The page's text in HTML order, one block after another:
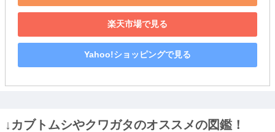
楽天市場で見る
Yahoo!ショッピングで見る
↓カブトムシやクワガタのオススメの図鑑！